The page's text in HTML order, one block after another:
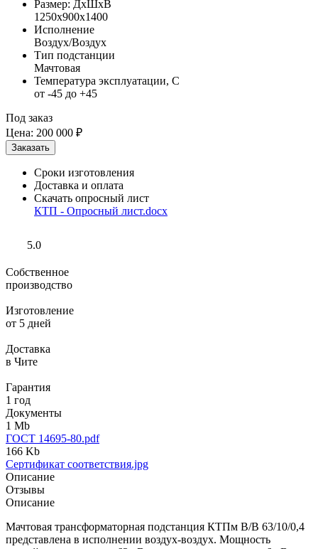
Размер: ДхШхВ
1250х900х1400
Исполнение
Воздух/Воздух
Тип подстанции
Мачтовая
Температура эксплуатации, С
от -45 до +45
Под заказ
Цена: 200 000 ₽
Сроки изготовления
Доставка и оплата
Скачать опросный лист
КТП - Опросный лист.docx
5.0
Собственное
производство
Изготовление
от 5 дней
Доставка
в Чите
Гарантия
1 год
Документы
1 Mb
ГОСТ 14695-80.pdf
166 Kb
Сертификат соответствия.jpg
Описание
Отзывы
Описание
Мачтовая трансформаторная подстанция КТПм В/В 63/10/0,4
представлена в исполнении воздух-воздух. Мощность